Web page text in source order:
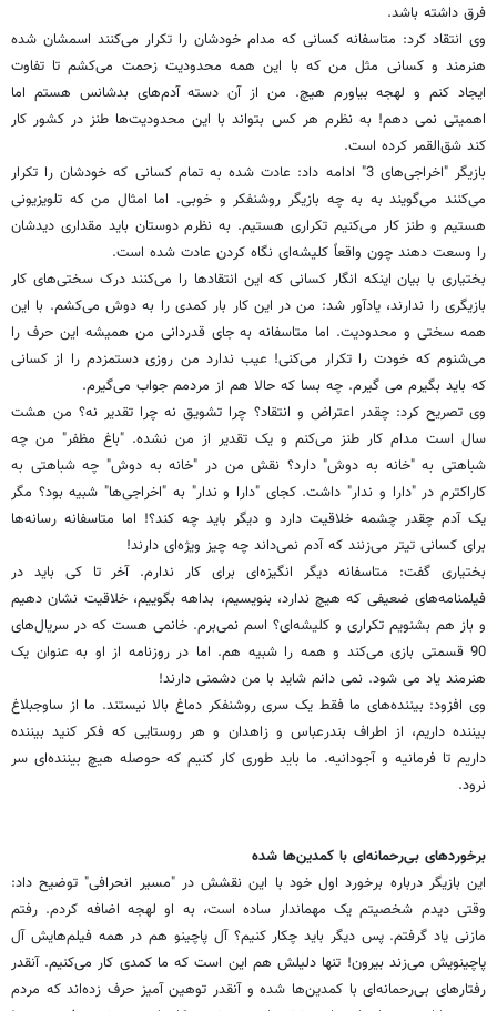
فرق داشته باشد.
وی انتقاد کرد: متاسفانه کسانی که مدام خودشان را تکرار می‌کنند اسمشان شده
هنرمند و کسانی مثل من که با این همه محدودیت زحمت می‌کشم تا تفاوت
ایجاد کنم و لهجه بیاورم هیچ. من از آن دسته آدم‌های بدشانس هستم اما
اهمیتی نمی دهم! به نظرم هر کس بتواند با این محدودیت‌ها طنز در کشور کار
کند شق‌القمر کرده است.
بازیگر "اخراجی‌های 3" ادامه داد: عادت شده به تمام کسانی که خودشان را تکرار
می‌کنند می‌گویند به به چه بازیگر روشنفکر و خوبی. اما امثال من که تلویزیونی
هستیم و طنز کار می‌کنیم تکراری هستیم. به نظرم دوستان باید مقداری دیدشان
را وسعت دهند چون واقعاً کلیشه‌ای نگاه کردن عادت شده است.
بختیاری با بیان اینکه انگار کسانی که این انتقادها را می‌کنند درک سختی‌های کار
بازیگری را ندارند، یادآور شد: من در این کار بار کمدی را به دوش می‌کشم. با این
همه سختی و محدودیت. اما متاسفانه به جای قدردانی من همیشه این حرف را
می‌شنوم که خودت را تکرار می‌کنی! عیب ندارد من روزی دستمزدم را از کسانی
که باید بگیرم می گیرم. چه بسا که حالا هم از مردمم جواب می‌گیرم.
وی تصریح کرد: چقدر اعتراض و انتقاد؟ چرا تشویق نه چرا تقدیر نه؟ من هشت
سال است مدام کار طنز می‌کنم و یک تقدیر از من نشده. "باغ مظفر" من چه
شباهتی به "خانه به دوش" دارد؟ نقش من در "خانه به دوش" چه شباهتی به
کاراکترم در "دارا و ندار" داشت. کجای "دارا و ندار" به "اخراجی‌ها" شبیه بود؟ مگر
یک آدم چقدر چشمه خلاقیت دارد و دیگر باید چه کند؟! اما متاسفانه رسانه‌ها
برای کسانی تیتر می‌زنند که آدم نمی‌داند چه چیز ویژه‌ای دارند!
بختیاری گفت: متاسفانه دیگر انگیزه‌ای برای کار ندارم. آخر تا کی باید در
فیلمنامه‌های ضعیفی که هیچ ندارد، بنویسیم، بداهه بگوییم، خلاقیت نشان دهیم
و باز هم بشنویم تکراری و کلیشه‌ای؟ اسم نمی‌برم. خانمی هست که در سریال‌های
90 قسمتی بازی می‌کند و همه را شبیه هم. اما در روزنامه از او به عنوان یک
هنرمند یاد می شود. نمی دانم شاید با من دشمنی دارند!
وی افزود: بیننده‌‌های ما فقط یک سری روشنفکر دماغ بالا نیستند. ما از ساوجبلاغ
بیننده داریم، از اطراف بندرعباس و زاهدان و هر روستایی که فکر کنید بیننده
داریم تا فرمانیه و آجودانیه. ما باید طوری کار کنیم که حوصله هیچ بیننده‌ای سر
نرود.
برخوردهای بی‌رحمانه‌ای با کمدین‌ها شده
این بازیگر درباره برخورد اول خود با این نقشش در "مسیر انحرافی" توضیح داد:
وقتی دیدم شخصیتم یک مهماندار ساده است، به او لهجه اضافه کردم. رفتم
مازنی یاد گرفتم. پس دیگر باید چکار کنیم؟ آل پاچینو هم در همه فیلم‌هایش آل
پاچینویش می‌زند بیرون! تنها دلیلش هم این است که ما کمدی کار می‌کنیم. آنقدر
رفتارهای بی‌رحمانه‌ای با کمدین‌ها شده و آنقدر توهین آمیز حرف زده‌اند که مردم